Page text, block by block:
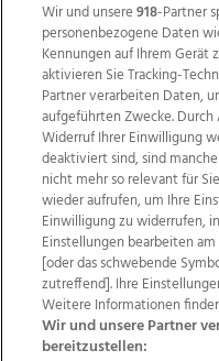
Wir über uns
Datenschutz
AGB Website
Wir und unsere918-Partner
personenbezogene Daten
Kennungen auf Ihrem Gerät
aktivieren Sie Tracking-
Partner verarbeiten Daten,
aufgeführten Zwecke.
Widerruf Ihrer Einwilligung
deaktiviert sind, sind
nicht mehr so relevant für
wieder aufrufen, um Ihre
Einwilligung zu widerrufen,
Einstellungen bearbeiten
[oder das schwebende
zutreffend]. Ihre
Weitere Informationen
Wir und unsere Partner
bereitzustellen: